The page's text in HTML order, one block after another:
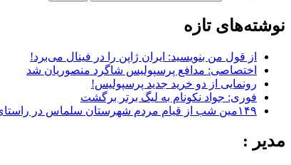
نوشته‌های تازه
از قول من بنویسید: ایران ژاپن را در فینال می‌برد!
اختصاصی: مدافع پرسپولیس شاگرد منصوریان شد
رونمایی از دو خرید جدید پرسپولیس!
فوری: جواد نکونام به لیگ برتر برگشت
۱۴۹مین شب از قیام مردم شهرستان سلماس در راستای خونخواهی رهبر شهید + تصاویر
مدیر :